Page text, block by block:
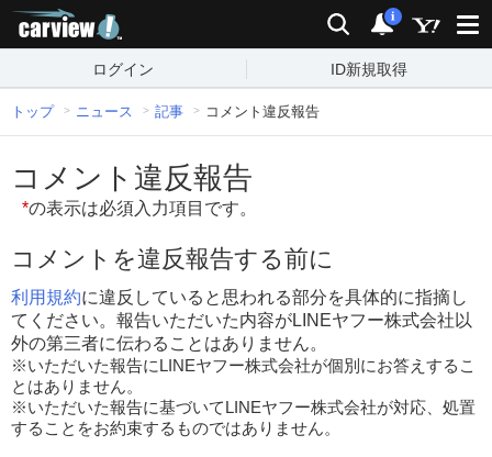
検索 通知
i
ログイン ID新規取得
トップ ニュース 記事 コメント違反報告
コメント違反報告
*の表示は必須入力項目です。
コメントを違反報告する前に
利用規約に違反していると思われる部分を具体的に指摘し
てください。報告いただいた内容がLINEヤフー株式会社以
外の第三者に伝わることはありません。
※いただいた報告にLINEヤフー株式会社が個別にお答えするこ
とはありません。
※いただいた報告に基づいてLINEヤフー株式会社が対応、処置
することをお約束するものではありません。